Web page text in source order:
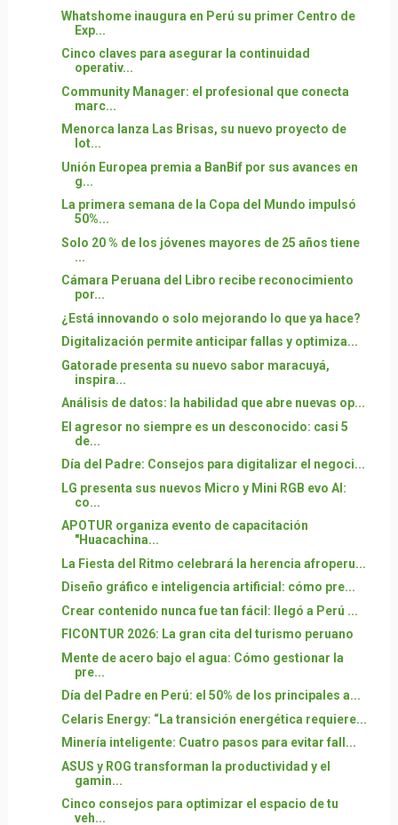
Whatshome inaugura en Perú su primer Centro de
Exp...
Cinco claves para asegurar la continuidad
operativ...
Community Manager: el profesional que conecta
marc...
Menorca lanza Las Brisas, su nuevo proyecto de
lot...
Unión Europea premia a BanBif por sus avances en
g...
La primera semana de la Copa del Mundo impulsó
50%...
Solo 20 % de los jóvenes mayores de 25 años tiene
...
Cámara Peruana del Libro recibe reconocimiento
por...
¿Está innovando o solo mejorando lo que ya hace?
Digitalización permite anticipar fallas y optimiza...
Gatorade presenta su nuevo sabor maracuyá,
inspira...
Análisis de datos: la habilidad que abre nuevas op...
El agresor no siempre es un desconocido: casi 5
de...
Día del Padre: Consejos para digitalizar el negoci...
LG presenta sus nuevos Micro y Mini RGB evo AI:
co...
APOTUR organiza evento de capacitación
"Huacachina...
La Fiesta del Ritmo celebrará la herencia afroperu...
Diseño gráfico e inteligencia artificial: cómo pre...
Crear contenido nunca fue tan fácil: llegó a Perú ...
FICONTUR 2026: La gran cita del turismo peruano
Mente de acero bajo el agua: Cómo gestionar la
pre...
Día del Padre en Perú: el 50% de los principales a...
Celaris Energy: “La transición energética requiere...
Minería inteligente: Cuatro pasos para evitar fall...
ASUS y ROG transforman la productividad y el
gamin...
Cinco consejos para optimizar el espacio de tu
veh...